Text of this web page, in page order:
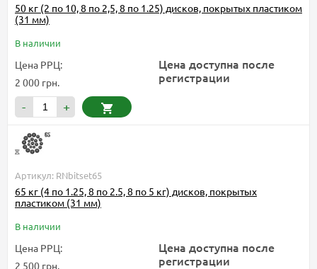
50 кг (2 по 10, 8 по 2,5, 8 по 1.25) дисков, покрытых пластиком
(31 мм)
В наличии
Цена РРЦ:
2 000 грн.
Цена доступна после
регистрации
- +
Артикул: RNbitset65
65 кг (4 по 1.25, 8 по 2.5, 8 по 5 кг) дисков, покрытых
пластиком (31 мм)
В наличии
Цена РРЦ:
2 500 грн.
Цена доступна после
регистрации